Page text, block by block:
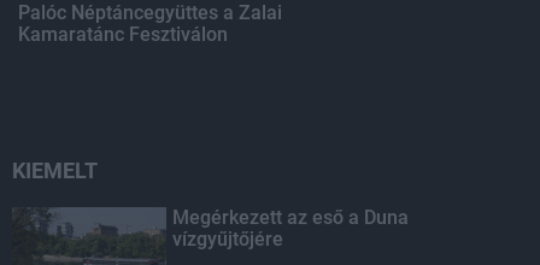
Palóc Néptáncegyüttes a Zalai
Kamaratánc Fesztiválon
KIEMELT
Megérkezett az eső a Duna
vízgyűjtőjére